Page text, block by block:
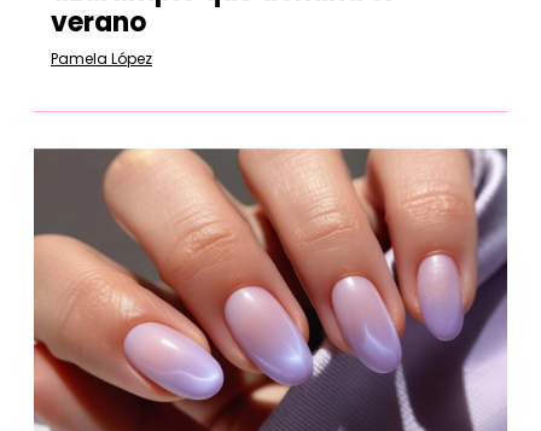
verano
Pamela López